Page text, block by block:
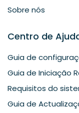
Sobre nós
Centro de
Guia de
Guia de Iniciação
Requisitos do
Guia de